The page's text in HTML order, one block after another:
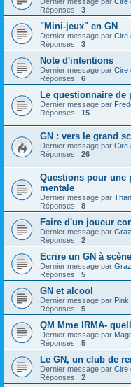
Réponses : 3
"Mini-jeux" en GN
Dernier message par Cire
Réponses : 3
Note d'intentions
Dernier message par Cire
Réponses : 6
Le questionnaire
Dernier message par
Réponses : 15
GN : vers le grand
Dernier message par Cire
Réponses : 26
Questions pour une
mentale
Dernier message par
Réponses : 8
Faire d'un joueur
Dernier message par
Réponses : 2
Ecrire un GN à
Dernier message par
Réponses : 5
GN et alcool
Dernier message par Pink
Réponses : 5
QM Mme IRMA-
Dernier message par
Réponses : 5
Le GN, un club de
Dernier message par Cire
Réponses : 2